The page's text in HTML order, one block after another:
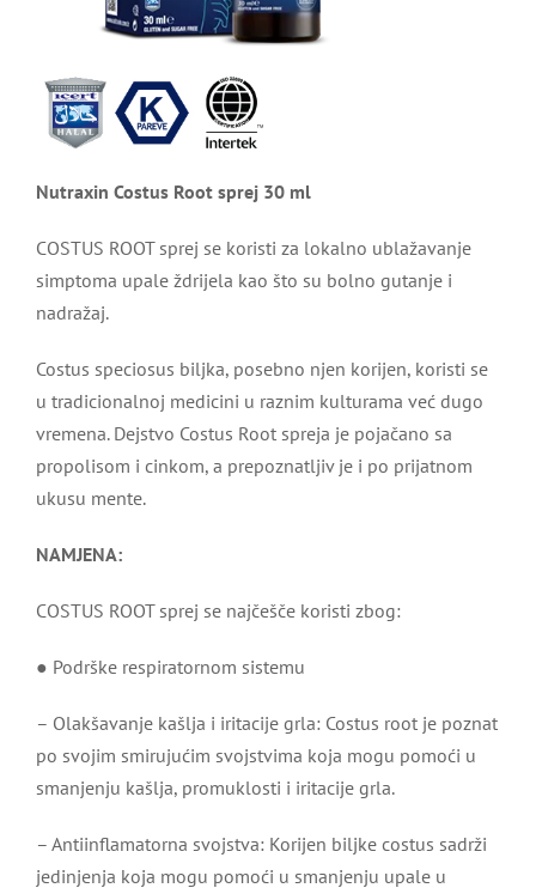
Nutraxin Costus Root sprej 30 ml
COSTUS ROOT sprej se koristi za lokalno ublažavanje
simptoma upale ždrijela kao što su bolno gutanje i
nadražaj.
Costus speciosus biljka, posebno njen korijen, koristi se
u tradicionalnoj medicini u raznim kulturama već dugo
vremena. Dejstvo Costus Root spreja je pojačano sa
propolisom i cinkom, a prepoznatljiv je i po prijatnom
ukusu mente.
NAMJENA:
COSTUS ROOT sprej se najčešče koristi zbog:
● Podrške respiratornom sistemu
– Olakšavanje kašlja i iritacije grla: Costus root je poznat
po svojim smirujućim svojstvima koja mogu pomoći u
smanjenju kašlja, promuklosti i iritacije grla.
– Antiinflamatorna svojstva: Korijen biljke costus sadrži
jedinjenja koja mogu pomoći u smanjenju upale u